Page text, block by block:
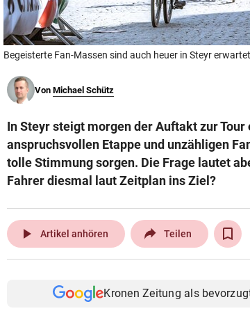
Begeisterte Fan-Massen sind auch heuer in Steyr
Von Michael Schütz
In Steyr steigt morgen der Auftakt zur
anspruchsvollen Etappe und unzähligen
tolle Stimmung sorgen. Die Frage lautet
Fahrer diesmal laut Zeitplan ins Ziel?
play_arrow Artikel anhören Teilen
Kronen Zeitung als